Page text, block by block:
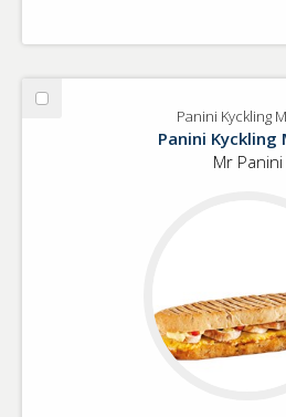
Välj
Panini Kyckling
Panini Kyckling
Mr Panini